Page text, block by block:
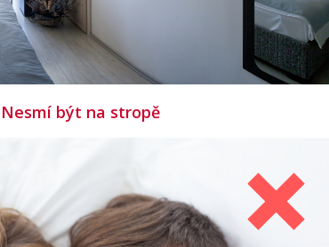
být na stropě